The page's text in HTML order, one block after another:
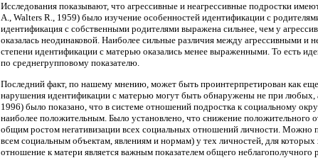
Исследования показывают, что агрессивные и неагрессивные подростки
A., Walters R., 1959) было изучение особенностей идентификации с
идентификация с собственными родителями выражена сильнее, чем у
оказалась неодинаковой. Наиболее сильные различия между агрессивными
степени идентификации с матерью оказались менее выраженными. То есть
по среднегрупповому показателю.
Последний факт, по нашему мнению, может быть проинтерпретирован как
нарушения идентификации с матерью могут быть обнаружены не при любых,
1996) было показано, что в системе отношений подростка к социальному
наиболее положительным. Было установлено, что снижение положительного
общим ростом негативизации всех социальных отношений личности. Можно
всем социальным объектам, явлениям и нормам) у тех личностей, для
отношение к матери является важным показателем общего неблагополучного